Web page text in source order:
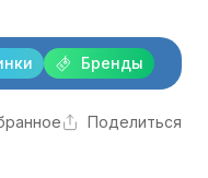
Бренды
Очки и линзы
Поделиться